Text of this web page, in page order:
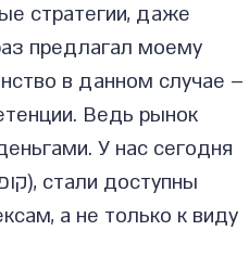
стратегии, даже
предлагал моему
в данном случае –
Ведь рынок
У нас сегодня
а не только к виду